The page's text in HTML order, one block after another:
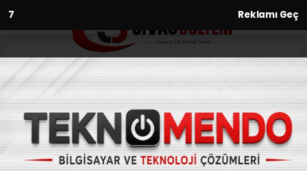
6 Reklamı Geç
Anasayfa
Seydişehir'den Kısa Kısa
29.08.2017 - 10:13, Güncelleme: 29.08.2017 - 10:13